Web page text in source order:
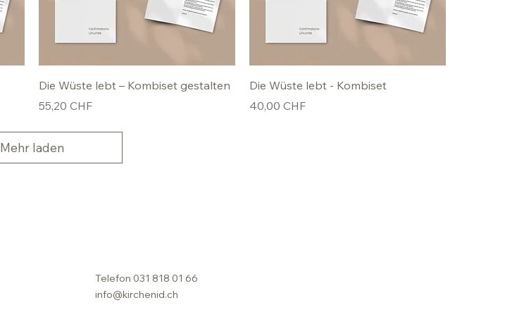
Die Wüste lebt – Kombiset gestalten
Preis
55,20 CHF
Die Wüste lebt - Kombiset
Preis
40,00 CHF
Mehr laden
Telefon 031 818 01 66
info@kirchenid.ch